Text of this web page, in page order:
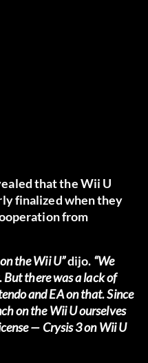
that the Wii U
finalized when they
from
the Wii U”dijo. “We
there was a lack of
and EA on that. Since
on the Wii U ourselves
— Crysis 3 on Wii U